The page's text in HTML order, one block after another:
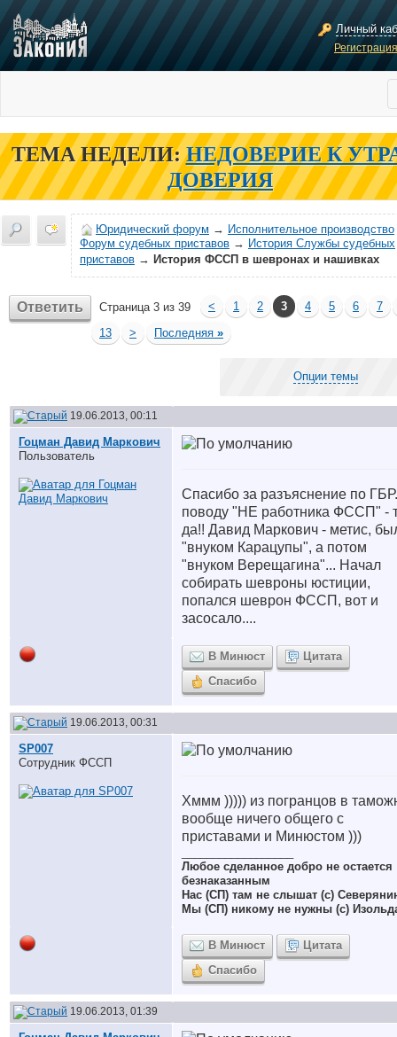
Личный
ТЕМА НЕДЕЛИ: НЕДОВЕРИЕ К
ДОВЕРИЯ
Юридический форум → Исполнительное производство
Форум судебных приставов → История Службы судебных
приставов → История ФССП в шевронах и нашивках
Ответить Страница 3 из 39 < 1 2 3 4 5 6
7
13
> Последняя »
Опции темы
19.06.2013, 00:11
Гоцман Давид Маркович
Пользователь
Спасибо за разъяснение по
поводу "НЕ работника ФССП" -
да!! Давид Маркович - метис,
"внуком Карацупы", а потом
"внуком Верещагина"... Начал
собирать шевроны юстиции,
попался шеврон ФССП, вот и
засосало....
В Минюст
Цитата
Спасибо
19.06.2013, 00:31
SP007
Сотрудник ФССП
Хммм ))))) из погранцов в
вообще ничего общего с
приставами и Минюстом )))
Любое сделанное добро не остается
безнаказанным
Нас (СП) там не слышат (с)
Мы (СП) никому не нужны (с)
В Минюст
Цитата
Спасибо
19.06.2013, 01:39